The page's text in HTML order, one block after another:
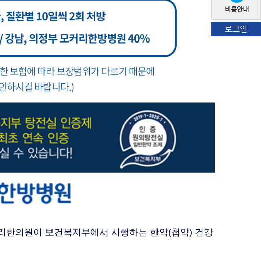
비용안내
로그인
의원이 보건복지부에서 시행하는 한약(첩약) 건강